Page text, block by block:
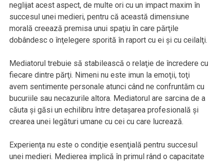
neglijat acest aspect, de multe ori cu un impact maxim în
succesul unei medieri, pentru că această dimensiune
morală creează premisa unui spaţiu în care părţile
dobândesc o înţelegere sporită în raport cu ei şi cu ceilalţi.
Mediatorul trebuie să stabilească o relaţie de încredere cu
fiecare dintre părţi. Nimeni nu este imun la emoţii, toţi
avem sentimente personale atunci când ne confruntăm cu
bucuriile sau necazurile altora. Mediatorul are sarcina de a
căuta şi găsi un echilibru între detaşarea profesională şi
crearea unei legături umane cu cei cu care lucrează.
Experienţa nu este o condiţie esenţială pentru succesul
unei medieri. Medierea implică în primul rând o capacitate